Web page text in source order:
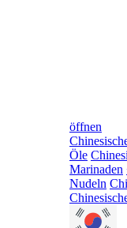
öffnen
Öle
Marinaden
Nudeln